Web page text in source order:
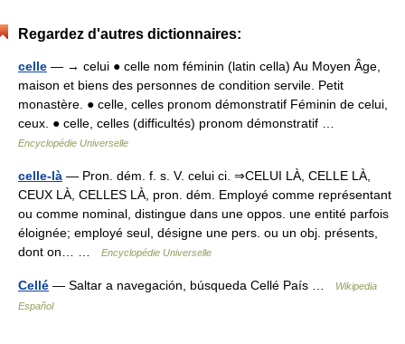
Regardez d'autres dictionnaires:
celle — → celui ● celle nom féminin (latin cella) Au Moyen Âge,
maison et biens des personnes de condition servile. Petit
monastère. ● celle, celles pronom démonstratif Féminin de celui,
ceux. ● celle, celles (difficultés) pronom démonstratif …
Encyclopédie Universelle
celle-là — Pron. dém. f. s. V. celui ci. ⇒CELUI LÀ, CELLE LÀ,
CEUX LÀ, CELLES LÀ, pron. dém. Employé comme représentant
ou comme nominal, distingue dans une oppos. une entité parfois
éloignée; employé seul, désigne une pers. ou un obj. présents,
dont on… …
Encyclopédie Universelle
Cellé — Saltar a navegación, búsqueda Cellé País …
Wikipedia
Español